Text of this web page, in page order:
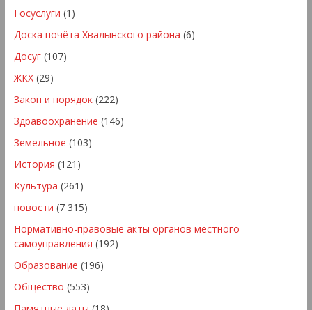
Госуслуги (1)
Доска почёта Хвалынского района (6)
Досуг(107)
ЖКХ(29)
Закон и порядок(222)
Здравоохранение (146)
Земельное (103)
История (121)
Культура (261)
новости (7 315)
Нормативно-правовые акты органов местного
самоуправления (192)
Образование (196)
Общество (553)